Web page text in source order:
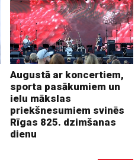
Augustā ar koncertiem,
sporta pasākumiem un
ielu mākslas
priekšnesumiem svinēs
Rīgas 825. dzimšanas
dienu